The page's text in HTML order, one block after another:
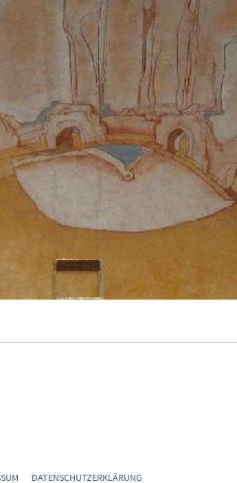
DATENSCHUTZERKLÄRUNG